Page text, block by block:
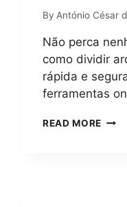
By António César
Não perca
como dividir
rápida e
ferramentas
READ MORE COMO